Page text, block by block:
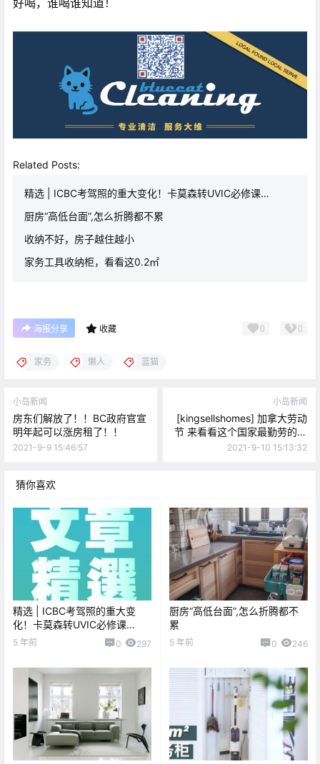
好喝，谁喝谁知道！
Related Posts:
精选 | ICBC考驾照的重大变化！卡莫森转UVIC必修课…
厨房“高低台面”,怎么折腾都不累
收纳不好，房子越住越小
家务工具收纳柜，看看这0.2㎡
海报分享 收藏 0 0
家务 懒人 蓝猫
小岛新闻
房东们解放了！！BC政府官宣
明年起可以涨房租了！！
2021-9-9 15:46:57
小岛新闻
[kingsellshomes] 加拿大劳动
节 来看看这个国家最勤劳的人
建造的房子
2021-9-10 15:13:32
猜你喜欢
精选 | ICBC考驾照的重大变
化！卡莫森转UVIC必修课...
5 年前 0 297
厨房“高低台面”,怎么折腾都不
累
5 年前 0 246